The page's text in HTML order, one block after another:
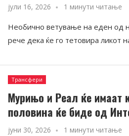
јули 16, 2026 1 минути читање
Необично ветување на еден од
рече дека ќе го тетовира ликот
Трансфери
Мурињо и Реал ќе имаат
половина ќе биде од
јуни 30, 2026 1 минути читање